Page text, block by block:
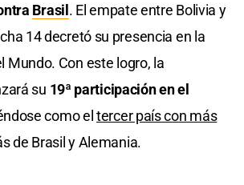
Brasil. El empate entre Bolivia y
14 decretó su presencia en la
Mundo. Con este logro, la
su 19ª participación en el
como eltercer país con más
de Brasil y Alemania.